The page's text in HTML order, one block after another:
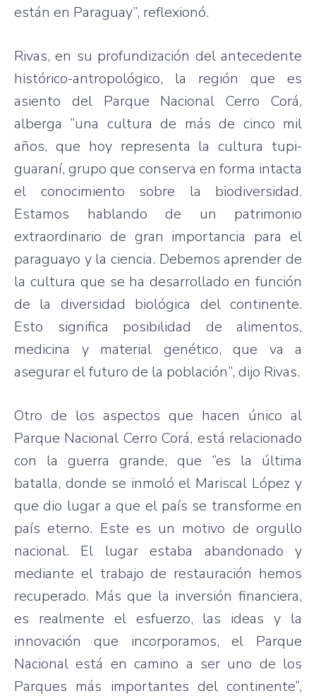
están en Paraguay”, reflexionó.
Rivas, en su profundización del antecedente
histórico-antropológico, la región que
es
asiento del Parque Nacional CerroCorá,
alberga “una cultura de más de cinco mil
años, que hoy representa la cultura tupi-
guaraní, grupoque conserva en forma intacta
el conocimiento sobre la biodiversidad.
Estamos
hablando de un patrimonio
extraordinario de gran importancia para el
paraguayo y la ciencia. Debemos aprender de
la cultura que se ha desarrollado en función
de la diversidad biológica del continente.
Esto significa posibilidad de alimentos,
medicina y material genético, que va a
asegurar el futuro de la población”, dijo Rivas.
Otro de los aspectos que hacen único al
Parque Nacional Cerro Corá, está relacionado
con la guerra grande, que “es la última
batalla, donde se inmoló el Mariscal López y
que dio lugar a que el país se transforme en
país eterno. Este es un motivo de orgullo
nacional. El lugar estaba abandonado y
mediante el trabajo de restauración hemos
recuperado. Más que la inversión financiera,
es realmente el esfuerzo, las ideas y la
innovación que incorporamos, el Parque
Nacional está en camino a ser uno de los
Parques más importantes del continente”,